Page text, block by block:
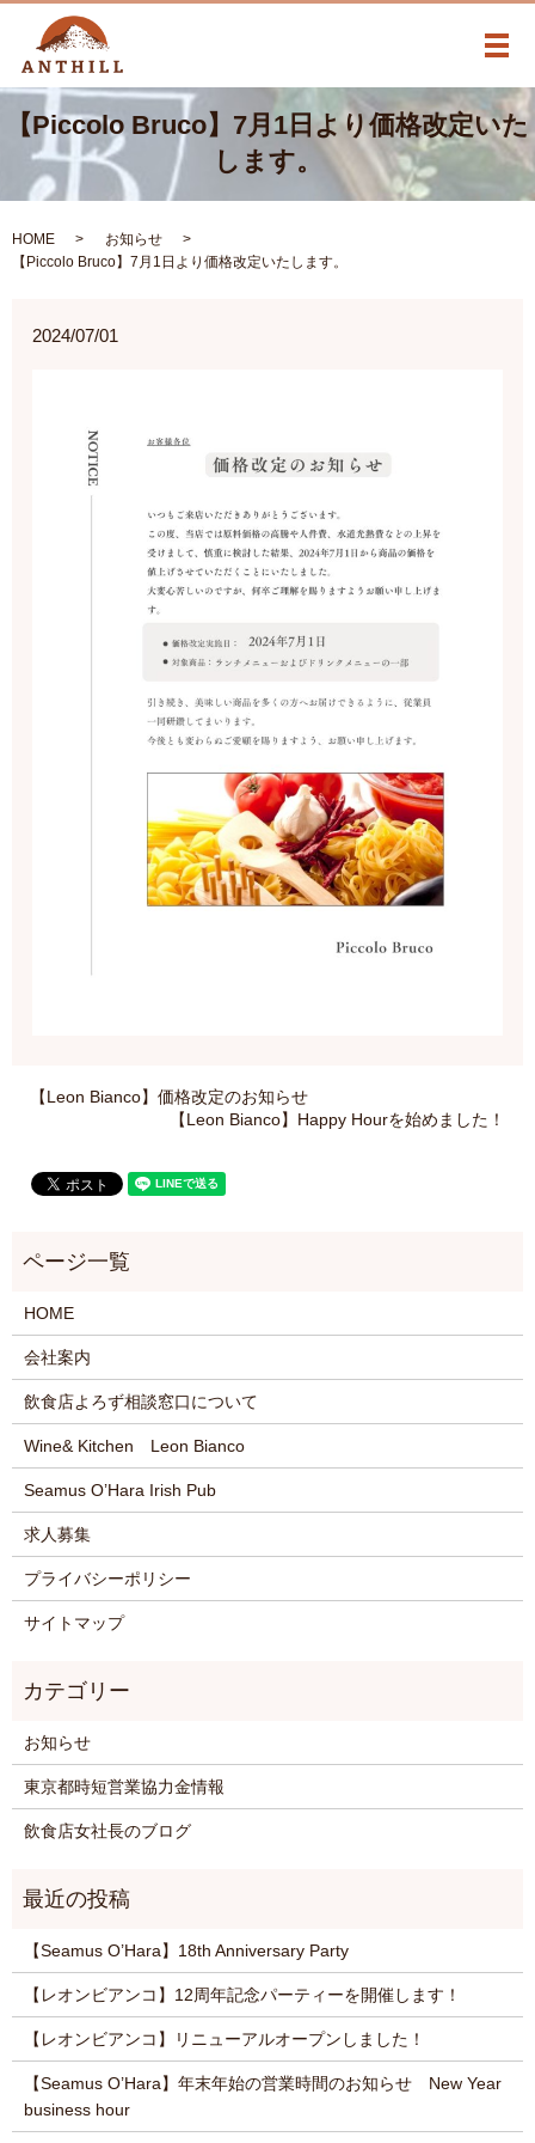
メ
【Piccolo Bruco】7月1日より価格改定いた
します。
HOME
お知らせ
【Piccolo Bruco】7月1日より価格改定いたします。
2024/07/01
【Leon Bianco】価格改定のお知らせ
【Leon Bianco】Happy Hourを始めました！
HOME
会社案内
飲食店よろず相談窓口について
Wine& Kitchen Leon Bianco
Seamus O’Hara Irish Pub
求人募集
プライバシーポリシー
サイトマップ
お知らせ
東京都時短営業協力金情報
飲食店女社長のブログ
【Seamus O’Hara】18th Anniversary Party
【レオンビアンコ】12周年記念パーティーを開催します！
【レオンビアンコ】リニューアルオープンしました！
【Seamus O’Hara】年末年始の営業時間のお知らせ New Year
business hour